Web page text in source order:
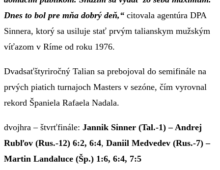
Dnes to bol pre mňa dobrý deň,“ citovala agentúra DPA
Sinnera, ktorý sa usiluje stať prvým talianskym mužským
víťazom v Ríme od roku 1976.
Dvadsaťštyriročný Talian sa prebojoval do semifinále na
prvých piatich turnajoch Masters v sezóne, čím vyrovnal
rekord Španiela Rafaela Nadala.
dvojhra – štvrťfinále: Jannik Sinner (Tal.-1) – Andrej
Rubľov (Rus.-12) 6:2, 6:4, Daniil Medvedev (Rus.-7) –
Martin Landaluce (Šp.) 1:6, 6:4, 7:5